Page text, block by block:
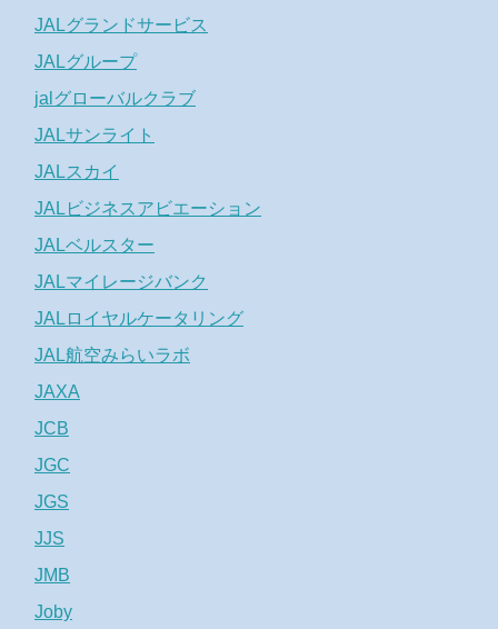
JALグランドサービス
JALグループ
jalグローバルクラブ
JALサンライト
JALスカイ
JALビジネスアビエーション
JALベルスター
JALマイレージバンク
JALロイヤルケータリング
JAL航空みらいラボ
JAXA
JCB
JGC
JGS
JJS
JMB
Joby